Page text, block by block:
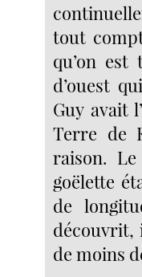
tout
qu’on
d’ouest
Guy avait
Terre de
raison.
goëlette
de
découvrit,
de moins